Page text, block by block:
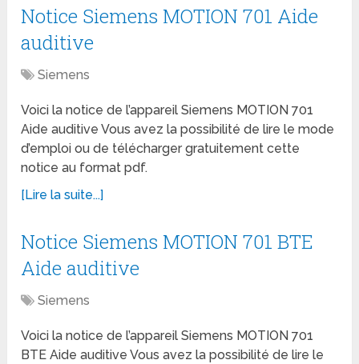
Notice Siemens MOTION 701 Aide
auditive
Siemens
Voici la notice de l’appareil Siemens MOTION 701
Aide auditive Vous avez la possibilité de lire le mode
d’emploi ou de télécharger gratuitement cette
notice au format pdf.
[Lire la suite...]
Notice Siemens MOTION 701 BTE
Aide auditive
Siemens
Voici la notice de l’appareil Siemens MOTION 701
BTE Aide auditive Vous avez la possibilité de lire le